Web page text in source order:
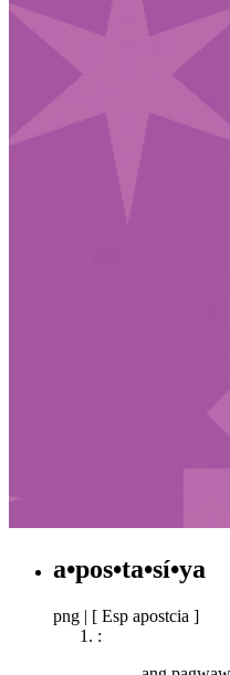
a•pos•ta•sí•ya
png | [ Esp apostcia ]
: